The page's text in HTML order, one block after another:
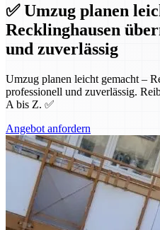
✅ Umzug planen
Recklinghausen
und zuverlässig
Umzug planen leicht gemacht –
professionell und zuverlässig.
A bis Z. ✅
Angebot anfordern